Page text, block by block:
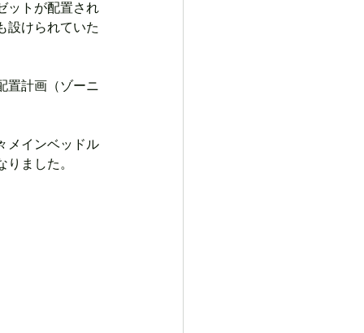
ットが配置され
設けられていた
置計画（ゾーニ
メインベッドル
ました。